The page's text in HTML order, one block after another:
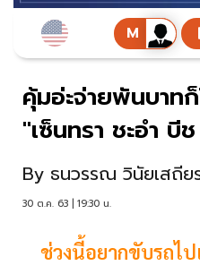
คุ้มอ่ะจ่ายพันบาท
"เซ็นทรา ชะอำ
By ธนวรรณ วินัยเสถีย
30 ต.ค. 63 | 19:30 น.
ช่วงนี้อยากขับรถไ